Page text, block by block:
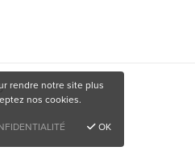
rendre notre site plus
nos cookies.
OK